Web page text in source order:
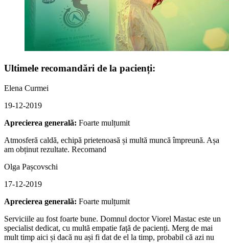
Ultimele recomandări de la pacienți:
Elena Curmei
19-12-2019
Aprecierea generală: Foarte mulțumit
Atmosferă caldă, echipă prietenoasă și multă muncă împreună. Așa
am obținut rezultate. Recomand
Olga Pașcovschi
17-12-2019
Aprecierea generală: Foarte mulțumit
Serviciile au fost foarte bune. Domnul doctor Viorel Mastac este un
specialist dedicat, cu multă empatie față de pacienți. Merg de mai
mult timp aici și dacă nu ași fi dat de el la timp, probabil că azi nu